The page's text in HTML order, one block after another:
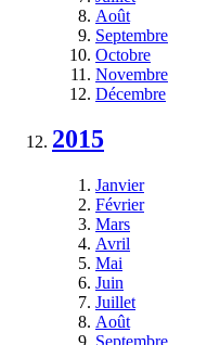
Août
Septembre
Octobre
Novembre
Décembre
2015
Janvier
Février
Mars
Avril
Mai
Juin
Juillet
Août